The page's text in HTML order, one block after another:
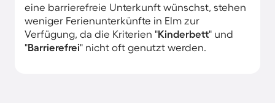
eine barrierefreie Unterkunft wünschst, stehen
weniger Ferienunterkünfte in Elm zur
Verfügung, da die Kriterien "Kinderbett" und
"Barrierefrei" nicht oft genutzt werden.